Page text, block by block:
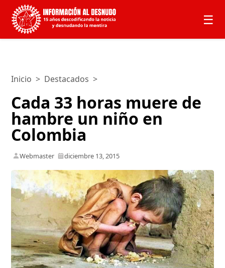
☰
Inicio > Destacados >
Cada 33 horas muere de
hambre un niño en
Colombia
Webmaster diciembre 13, 2015